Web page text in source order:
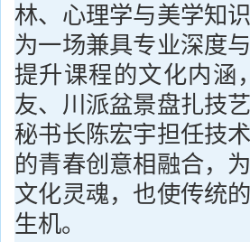
林、心理学与美学知
为一场兼具专业深度
提升课程的文化内涵
友、川派盆景盘扎技
秘书长陈宏宇担任技
的青春创意相融合，
文化灵魂，也使传统
生机。